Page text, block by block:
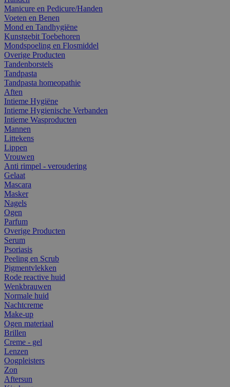
Manicure en Pedicure/Handen
Voeten en Benen
Mond en Tandhygiëne
Kunstgebit Toebehoren
Mondspoeling en Flosmiddel
Overige Producten
Tandenborstels
Tandpasta
Tandpasta homeopathie
Aften
Intieme Hygiëne
Intieme Hygienische Verbanden
Intieme Wasproducten
Mannen
Littekens
Lippen
Vrouwen
Anti rimpel - veroudering
Gelaat
Mascara
Masker
Nagels
Ogen
Parfum
Overige Producten
Serum
Psoriasis
Peeling en Scrub
Pigmentvlekken
Rode reactive huid
Wenkbrauwen
Normale huid
Nachtcreme
Make-up
Ogen materiaal
Brillen
Creme - gel
Lenzen
Oogpleisters
Zon
Aftersun